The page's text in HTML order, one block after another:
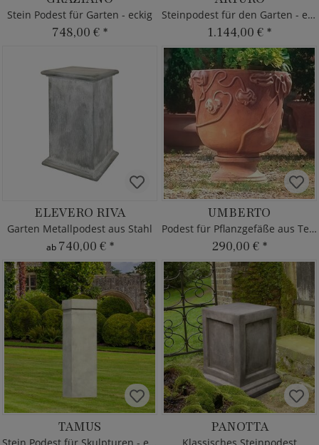
Stein Podest für Garten - eckig
748,00 € *
Steinpodest für den Garten - eckig
1.144,00 € *
ELEVERO RIVA
Garten Metallpodest aus Stahl
ab 740,00 € *
UMBERTO
Podest für Pflanzgefäße aus Terrakotta
290,00 € *
TAMUS PANOTTA